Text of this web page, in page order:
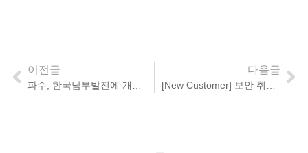
이전글 다음글